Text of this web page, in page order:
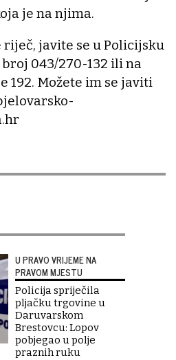
je na njima.
riječ, javite se u Policijsku
043/270-132 ili na
192. Možete im se javiti
U PRAVO VRIJEME NA
PRAVOM MJESTU
Policija spriječila
pljačku trgovine u
Daruvarskom
Brestovcu: Lopov
pobjegao u polje
praznih ruku